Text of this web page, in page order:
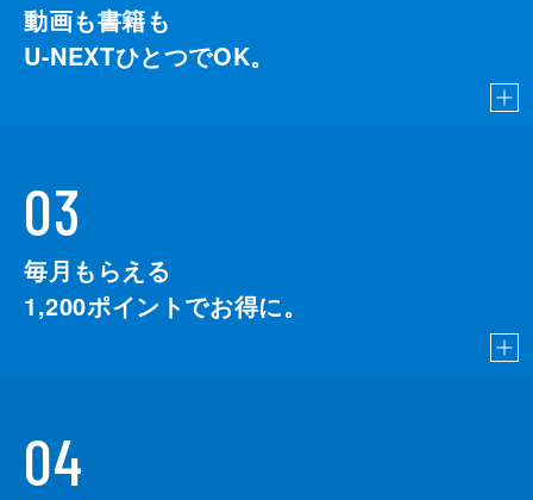
動画も書籍も
U-NEXTひとつでOK。
03
毎月もらえる
1,200ポイントでお得に。
04